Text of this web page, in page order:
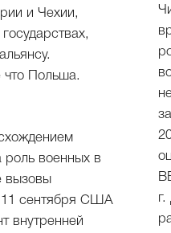
и Чехии,
что Польша.
роль военных в
вызовы
11 сентября США
внутренней